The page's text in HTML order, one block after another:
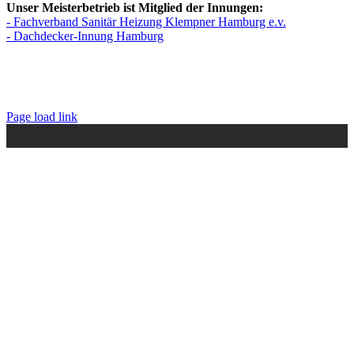
Unser Meisterbetrieb ist Mitglied der Innungen:
- Fachverband Sanitär Heizung Klempner Hamburg e.v.
- Dachdecker-Innung Hamburg
Page load link